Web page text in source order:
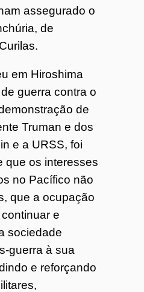
assegurado o
de
em Hiroshima
guerra contra o
de
Truman e dos
e a URSS, foi
que os interesses
no Pacífico não
que a ocupação
e
sociedade
guerra à sua
e reforçando